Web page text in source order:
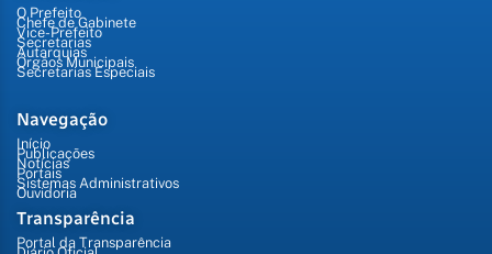
O Prefeito
Chefe de Gabinete
Vice-Prefeito
Secretarias
Autarquias
Órgãos Municipais
Secretarias Especiais
Navegação
Início
Publicações
Notícias
Portais
Sistemas Administrativos
Ouvidoria
Transparência
Portal da Transparência